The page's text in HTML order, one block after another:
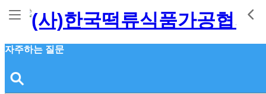
자주하는 질문